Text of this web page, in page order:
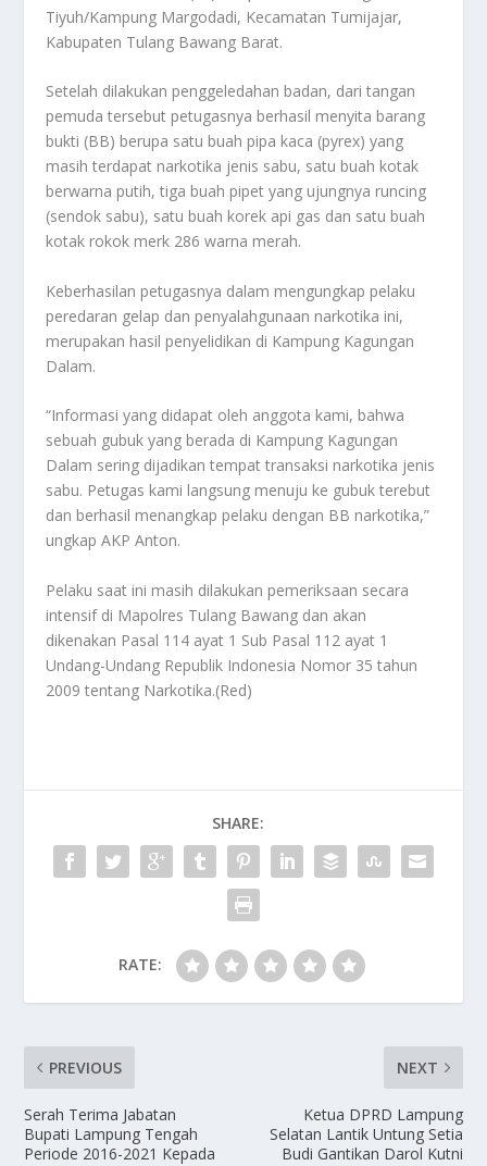
Tiyuh/Kampung Margodadi, Kecamatan Tumijajar,
Kabupaten Tulang Bawang Barat.
Setelah dilakukan penggeledahan badan, dari tangan
pemuda tersebut petugasnya berhasil menyita barang
bukti (BB) berupa satu buah pipa kaca (pyrex) yang
masih terdapat narkotika jenis sabu, satu buah kotak
berwarna putih, tiga buah pipet yang ujungnya runcing
(sendok sabu), satu buah korek api gas dan satu buah
kotak rokok merk 286 warna merah.
Keberhasilan petugasnya dalam mengungkap pelaku
peredaran gelap dan penyalahgunaan narkotika ini,
merupakan hasil penyelidikan di Kampung Kagungan
Dalam.
“Informasi yang didapat oleh anggota kami, bahwa
sebuah gubuk yang berada di Kampung Kagungan
Dalam sering dijadikan tempat transaksi narkotika jenis
sabu. Petugas kami langsung menuju ke gubuk terebut
dan berhasil menangkap pelaku dengan BB narkotika,”
ungkap AKP Anton.
Pelaku saat ini masih dilakukan pemeriksaan secara
intensif di Mapolres Tulang Bawang dan akan
dikenakan Pasal 114 ayat 1 Sub Pasal 112 ayat 1
Undang-Undang Republik Indonesia Nomor 35 tahun
2009 tentang Narkotika.(Red)
SHARE:
RATE:
PREVIOUS
Serah Terima Jabatan
Bupati Lampung Tengah
Periode 2016-2021 Kepada
NEXT
Ketua DPRD Lampung
Selatan Lantik Untung Setia
Budi Gantikan Darol Kutni